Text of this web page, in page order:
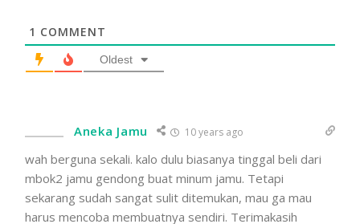
1 COMMENT
Oldest
Aneka Jamu 10 years ago
wah berguna sekali. kalo dulu biasanya tinggal beli dari
mbok2 jamu gendong buat minum jamu. Tetapi
sekarang sudah sangat sulit ditemukan, mau ga mau
harus mencoba membuatnya sendiri. Terimakasih